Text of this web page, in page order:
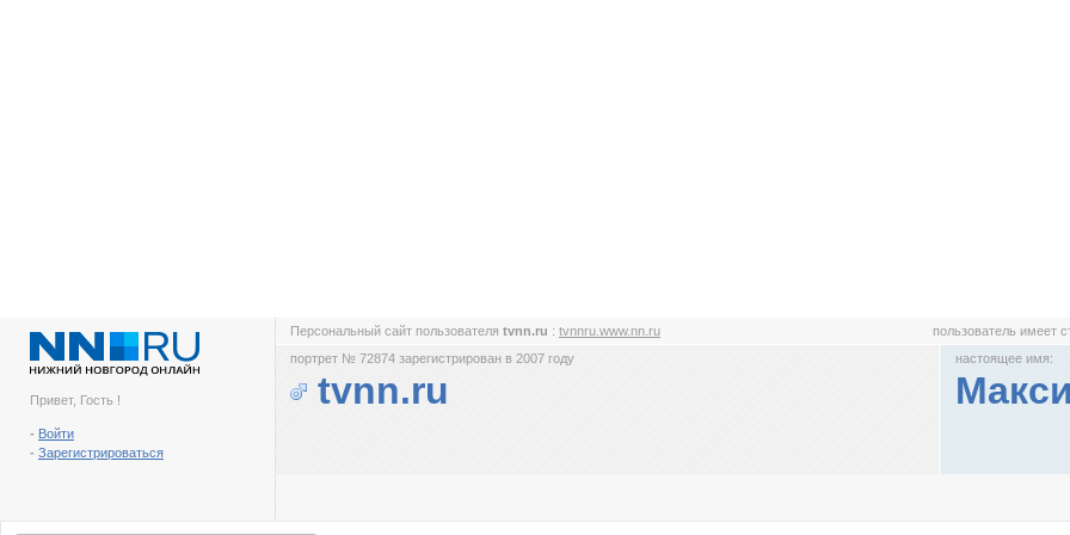
Привет, Гость !
- Войти
- Зарегистрироваться
Персональный сайт пользователя tvnn.ru : tvnnru.www.nn.ru пользователь имеет
портрет № 72874 зарегистрирован в 2007 году
tvnn.ru
настоящее имя: